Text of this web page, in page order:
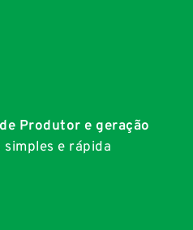
Produtor e geração
simples e rápida